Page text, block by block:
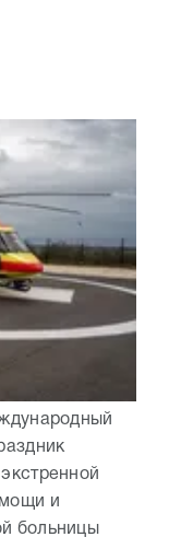
и
больницы